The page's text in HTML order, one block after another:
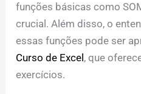
funções básicas como
crucial. Além disso, o
essas funções pode ser
Curso de Excel , que
exercícios.